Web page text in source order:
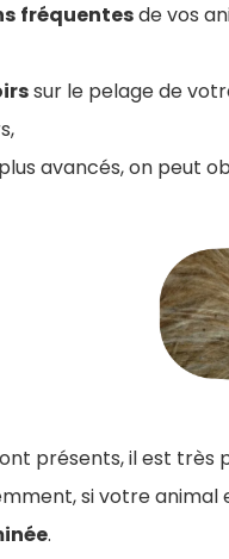
fréquentesde vos
sur le pelage de
avancés, on peut
présents, il est
si votre animal
.